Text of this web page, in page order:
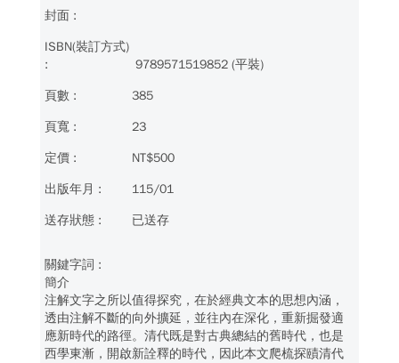
9789571519852 (平裝)
385
23
NT$500
115/01
已送存
簡介
注解文字之所以值得探究，在於經典文本的思想內涵，
透由注解不斷的向外擴延，並往內在深化，重新掘發適
應新時代的路徑。清代既是對古典總結的舊時代，也是
西學東漸，開啟新詮釋的時代，因此本文爬梳探賾清代